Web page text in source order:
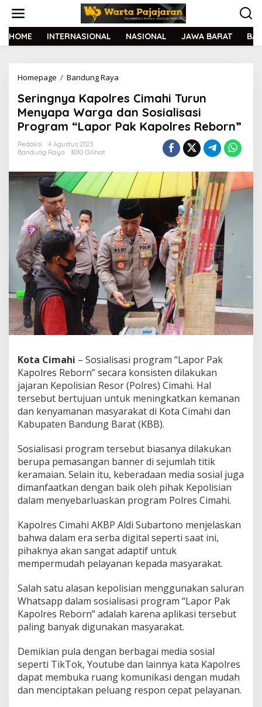
t
HOME INTERNASIONAL NASIONAL JAWA BARAT
Homepage / Bandung Raya
r
i
n
g
K
o
l
r
e
s
C
i
m
a
h
i
u
n
M
e
y
a
p
W
r
g
a
d
n
S
o
s
i
l
i
s
a
s
P
r
o
g
r
Seringnya Kapolres Cimahi Turun
Menyapa Warga dan Sosialisasi
Program “Lapor Pak Kapolres Reborn”
Redaksi
4 Agustus 2023
Bandung Raya
3010 Dilihat
Kota Cimahi – Sosialisasi program “Lapor Pak
Kapolres Reborn” secara konsisten dilakukan
jajaran Kepolisian Resor (Polres) Cimahi. Hal
tersebut bertujuan untuk meningkatkan kemanan
dan kenyamanan masyarakat di Kota Cimahi dan
Kabupaten Bandung Barat (KBB).
Sosialisasi program tersebut biasanya dilakukan
berupa pemasangan banner di sejumlah titik
keramaian. Selain itu, keberadaan media sosial juga
dimanfaatkan dengan baik oleh pihak Kepolisian
dalam menyebarluaskan program Polres Cimahi.
Kapolres Cimahi AKBP Aldi Subartono menjelaskan
bahwa dalam era serba digital seperti saat ini,
pihaknya akan sangat adaptif untuk
mempermudah pelayanan kepada masyarakat.
Salah satu alasan kepolisian menggunakan saluran
Whatsapp dalam sosialisasi program “Lapor Pak
Kapolres Reborn” adalah karena aplikasi tersebut
paling banyak digunakan masyarakat.
Demikian pula dengan berbagai media sosial
seperti TikTok, Youtube dan lainnya kata Kapolres
dapat membuka ruang komunikasi dengan mudah
dan menciptakan peluang respon cepat pelayanan.